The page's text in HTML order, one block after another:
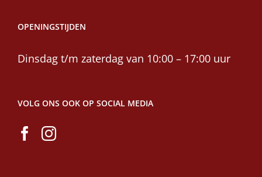
OPENINGSTIJDEN
Dinsdag t/m zaterdag van 10:00 – 17:00 uur
VOLG ONS OOK OP SOCIAL MEDIA